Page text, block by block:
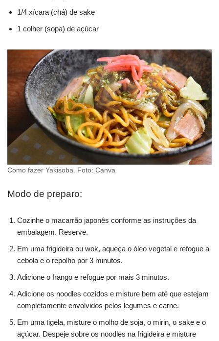
1/4 xícara (chá) de sake
1 colher (sopa) de açúcar
Como fazer Yakisoba. Foto: Canva
Modo de preparo:
Cozinhe o macarrão japonês conforme as instruções da
embalagem. Reserve.
Em uma frigideira ou wok, aqueça o óleo vegetal e refogue a
cebola e o repolho por 3 minutos.
Adicione o frango e refogue por mais 3 minutos.
Adicione os noodles cozidos e misture bem até que estejam
completamente envolvidos pelos legumes e carne.
Em uma tigela, misture o molho de soja, o mirin, o sake e o
açúcar. Despeje sobre os noodles na frigideira e misture